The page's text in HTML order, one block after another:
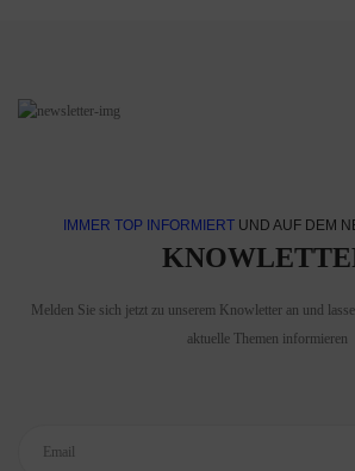
IMMER TOP INFORMIERT UND AUF DEM
Melden Sie sich jetzt zu unserem Knowletter an und
aktuelle Themen informieren